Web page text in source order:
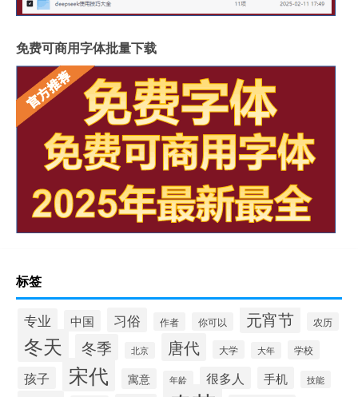
免费可商用字体批量下载
标签
专业 中国 习俗 作者 你可以 元宵节 农历
冬天 冬季 北京 唐代 大学 大年 学校
孩子 宋代 寓意 年龄 很多人 手机 技能